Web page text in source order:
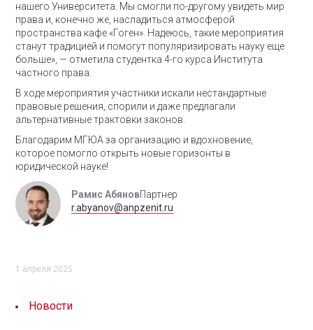
нашего Университета. Мы смогли по-другому увидеть мир
права и, конечно же, насладиться атмосферой
пространства кафе «Гоген». Надеюсь, такие мероприятия
станут традицией и помогут популяризировать науку еще
больше», — отметила студентка 4-го курса Института
частного права.
В ходе мероприятия участники искали нестандартные
правовые решения, спорили и даже предлагали
альтернативные трактовки законов.
Благодарим МГЮА за организацию и вдохновение,
которое помогло открыть новые горизонты в
юридической науке!
Рамис АбяновПартнер
r.abyanov@anpzenit.ru
1 апреля 2025
Новости